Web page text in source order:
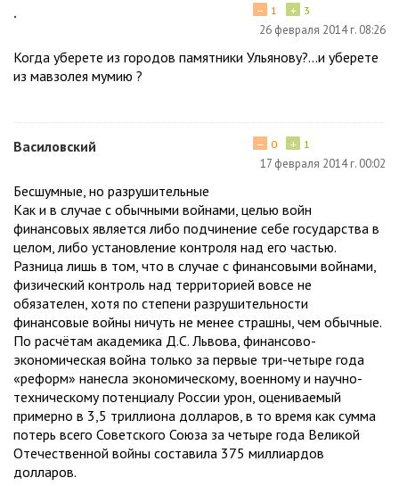
. + 3
− 1
26 февраля 2014 г. 08:26
Когда уберете из городов памятники Ульянову?...и уберете
из мавзолея мумию ?
Василовский + 1
− 0
17 февраля 2014 г. 00:02
Бесшумные, но разрушительные
Как и в случае с обычными войнами, целью войн
финансовых является либо подчинение себе государства в
целом, либо установление контроля над его частью.
Разница лишь в том, что в случае с финансовыми войнами,
физический контроль над территорией вовсе не
обязателен, хотя по степени разрушительности
финансовые войны ничуть не менее страшны, чем обычные.
По расчётам академика Д.С. Львова, финансово-
экономическая война только за первые три-четыре года
«реформ» нанесла экономическому, военному и научно-
техническому потенциалу России урон, оцениваемый
примерно в 3,5 триллиона долларов, в то время как сумма
потерь всего Советского Союза за четыре года Великой
Отечественной войны составила 375 миллиардов
долларов.